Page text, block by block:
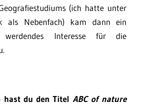
(ich hatte unter
als Nebenfach) kam dann ein
Interesse für die
hast du den Titel ABC of nature